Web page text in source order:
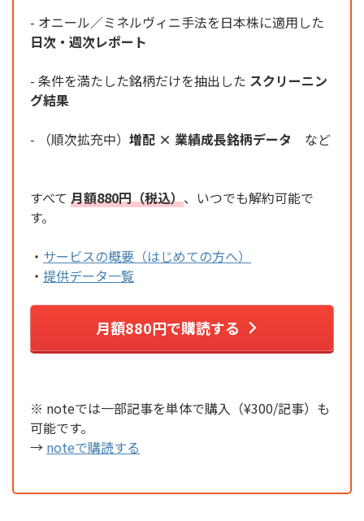
- オニール／ミネルヴィニ手法を日本株に適用した
日次・週次レポート
- 条件を満たした銘柄だけを抽出した スクリーニン
グ結果
- （順次拡充中） 増配 × 業績成長銘柄データ など
すべて 月額880円（税込）、いつでも解約可能で
す。
・ サービスの概要（はじめての方へ）
・ 提供データ一覧
月額880円で購読する
※ noteでは一部記事を単体で購入（¥300/記事）も
可能です。
→ noteで購読する